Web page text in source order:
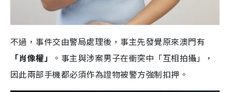
不過，事件交由警局處理後，事主先發覺原來澳門有
「肖像權」
。事主與涉案男子在衝突中「互相拍攝」，
因此兩部手機都必須作為證物被警方強制扣押。